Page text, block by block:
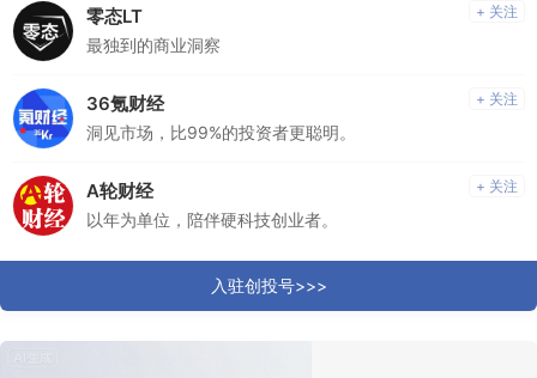
零态LT + 关注
最独到的商业洞察
36氪财经 + 关注
洞见市场，比99%的投资者更聪明。
A轮财经 + 关注
以年为单位，陪伴硬科技创业者。
入驻创投号>>>